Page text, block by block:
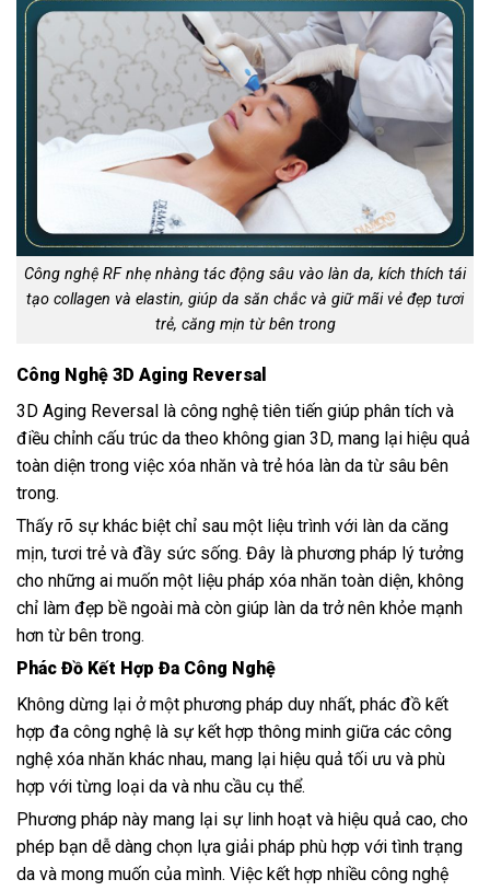
Công nghệ RF nhẹ nhàng tác động sâu vào làn da, kích thích tái
tạo collagen và elastin, giúp da săn chắc và giữ mãi vẻ đẹp tươi
trẻ, căng mịn từ bên trong
Công Nghệ 3D Aging Reversal
3D Aging Reversal là công nghệ tiên tiến giúp phân tích và
điều chỉnh cấu trúc da theo không gian 3D, mang lại hiệu quả
toàn diện trong việc xóa nhăn và trẻ hóa làn da từ sâu bên
trong.
Thấy rõ sự khác biệt chỉ sau một liệu trình với làn da căng
mịn, tươi trẻ và đầy sức sống. Đây là phương pháp lý tưởng
cho những ai muốn một liệu pháp xóa nhăn toàn diện, không
chỉ làm đẹp bề ngoài mà còn giúp làn da trở nên khỏe mạnh
hơn từ bên trong.
Phác Đồ Kết Hợp Đa Công Nghệ
Không dừng lại ở một phương pháp duy nhất, phác đồ kết
hợp đa công nghệ là sự kết hợp thông minh giữa các công
nghệ xóa nhăn khác nhau, mang lại hiệu quả tối ưu và phù
hợp với từng loại da và nhu cầu cụ thể.
Phương pháp này mang lại sự linh hoạt và hiệu quả cao, cho
phép bạn dễ dàng chọn lựa giải pháp phù hợp với tình trạng
da và mong muốn của mình. Việc kết hợp nhiều công nghệ